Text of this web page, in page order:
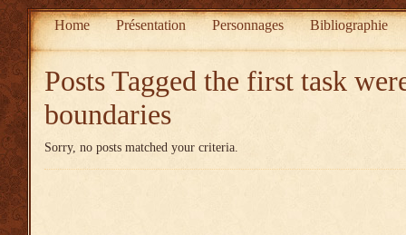
Home Présentation Personnages Bibliographie
Posts Tagged the first task
boundaries
Sorry, no posts matched your criteria.